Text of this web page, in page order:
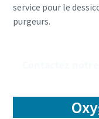
service pour le
purgeurs.